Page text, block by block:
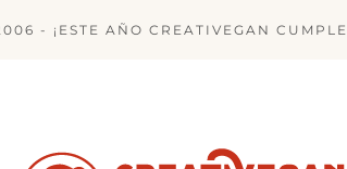
- ¡ESTE AÑO CREATIVEGAN CUMPLE